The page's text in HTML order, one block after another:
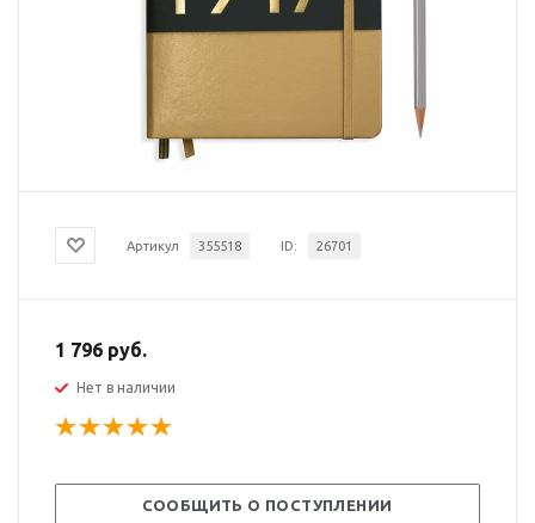
Артикул 355518 ID: 26701
1 796 руб.
Нет в наличии
СООБЩИТЬ О ПОСТУПЛЕНИИ